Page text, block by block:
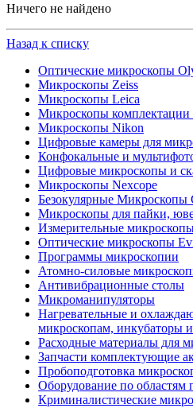
Ничего не найдено
Назад к списку
Оптические микроскопы
Микроскопы Zeiss
Микроскопы Leica
Микроскопы
Микроскопы Nikon
Цифровые камеры для
Конфокальные и
Цифровые микроскопы и
Микроскопы Nexcope
Безокулярные Микроскопы
Микроскопы для пайки,
Измерительные
Оптические микроскопы
Программы микроскопии
Атомно-силовые
Антивибрационные столы
Микроманипуляторы
Нагревательные и
микроскопам, инкубаторы
Расходные материалы для
Запчасти комплектующие
Пробоподготовка
Оборудование по областям
Криминалистические